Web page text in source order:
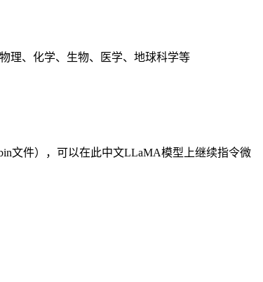
理、化学、生物、医学、地球科学等
文件），可以在此中文LLaMA模型上继续指令微